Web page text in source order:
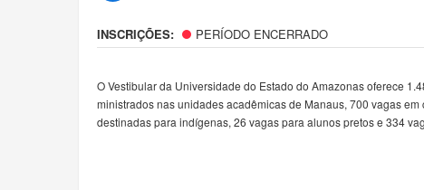
INSCRIÇÕES: PERÍODO ENCERRADO
O Vestibular da Universidade do Estado do Amazonas oferece
ministrados nas unidades acadêmicas de Manaus, 700 vagas
destinadas para indígenas, 26 vagas para alunos pretos e 334